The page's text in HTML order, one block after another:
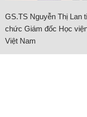
GS.TS Nguyễn Thị Lan
chức Giám đốc Học
Việt Nam